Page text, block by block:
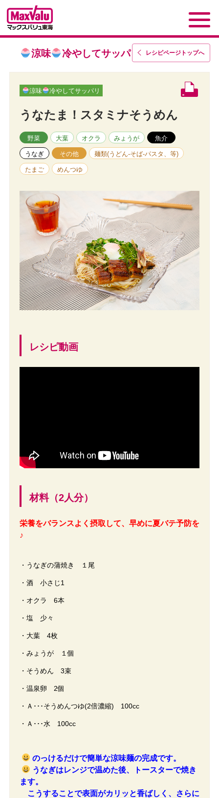
レシピページトップへ
涼味 冷やしてサッパリ
涼味 冷やしてサッパリ
うなたま！スタミナそうめん
野菜 大葉 オクラ みょうが 魚介
うなぎ その他 麺類(うどん-そば-パスタ、等)
たまご めんつゆ
レシピ動画
材料（2人分）
栄養をバランスよく摂取して、早めに夏バテ予防を
♪
・うなぎの蒲焼き １尾
・酒 小さじ1
・オクラ 6本
・塩 少々
・大葉 4枚
・みょうが １個
・そうめん 3束
・温泉卵 2個
・Ａ･･･そうめんつゆ(2倍濃縮) 100cc
・Ａ･･･水 100cc
のっけるだけで簡単な涼味麺の完成です。
うなぎはレンジで温めた後、トースターで焼き
ます。
こうすることで表面がカリッと香ばしく、さらに